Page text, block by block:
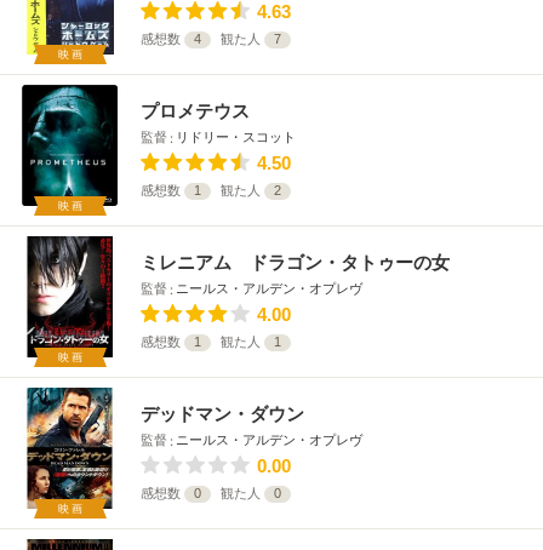
映画
4.63
感想数 4 観た人 7
映画
プロメテウス
監督 リドリー・スコット
4.50
感想数 1 観た人 2
映画
ミレニアム ドラゴン・タトゥーの女
監督 ニールス・アルデン・オプレヴ
4.00
感想数 1 観た人 1
映画
デッドマン・ダウン
監督 ニールス・アルデン・オプレヴ
0.00
感想数 0 観た人 0